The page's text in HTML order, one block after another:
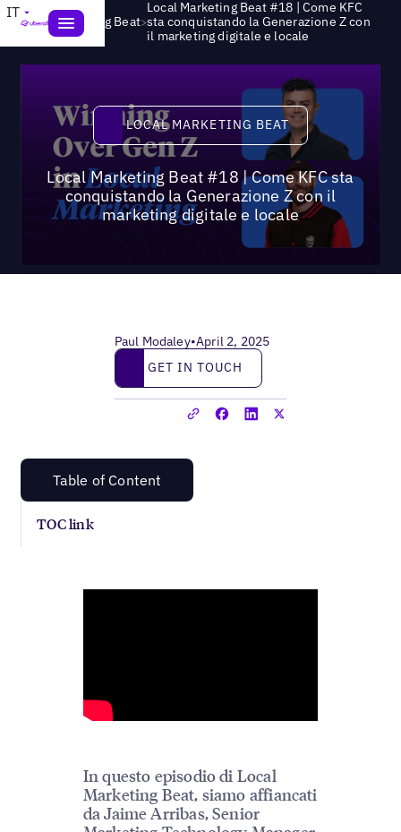
IT
Local Marketing Beat>
Local Marketing Beat #18 | Come KFC
sta conquistando la Generazione Z con
il marketing digitale e locale
Local Marketing Beat
LOCAL MARKETING BEAT
Local Marketing Beat #18 | Come KFC sta
conquistando la Generazione Z con il
marketing digitale e locale
Paul Modaley•April 2, 2025
Get in touch
GET IN TOUCH
Table of Content
TOC link
In questo episodio di Local
Marketing Beat, siamo affiancati
da Jaime Arribas, Senior